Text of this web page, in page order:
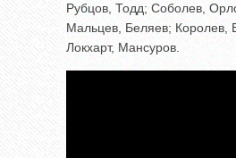
Рубцов, Тодд; Соболев,
Мальцев, Беляев; Королев,
Локхарт, Мансуров.